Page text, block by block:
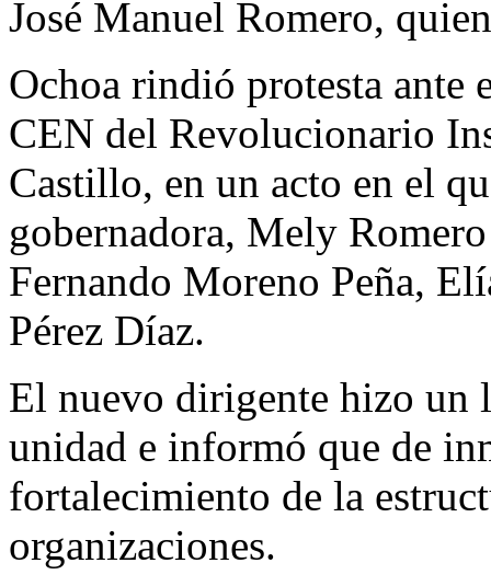
José Manuel Romero,
Ochoa rindió protesta ante
CEN del Revolucionario
Castillo, en un acto en el
gobernadora, Mely
Fernando Moreno Peña,
Pérez Díaz.
El nuevo dirigente hizo un
unidad e informó que de
fortalecimiento de la
organizaciones.